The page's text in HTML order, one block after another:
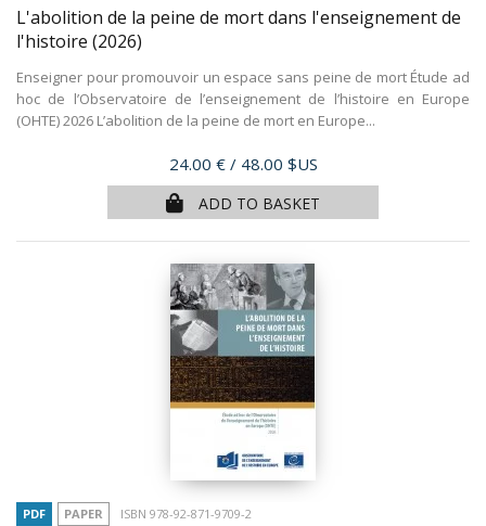
L'abolition de la peine de mort dans l'enseignement de
l'histoire (2026)
Enseigner pour promouvoir un espace sans peine de mort Étude ad
hoc de l’Observatoire de l’enseignement de l’histoire en Europe
(OHTE) 2026 L’abolition de la peine de mort en Europe...
Price
24.00 € / 48.00 $US
ADD TO BASKET
PDF PAPER ISBN 978-92-871-9709-2